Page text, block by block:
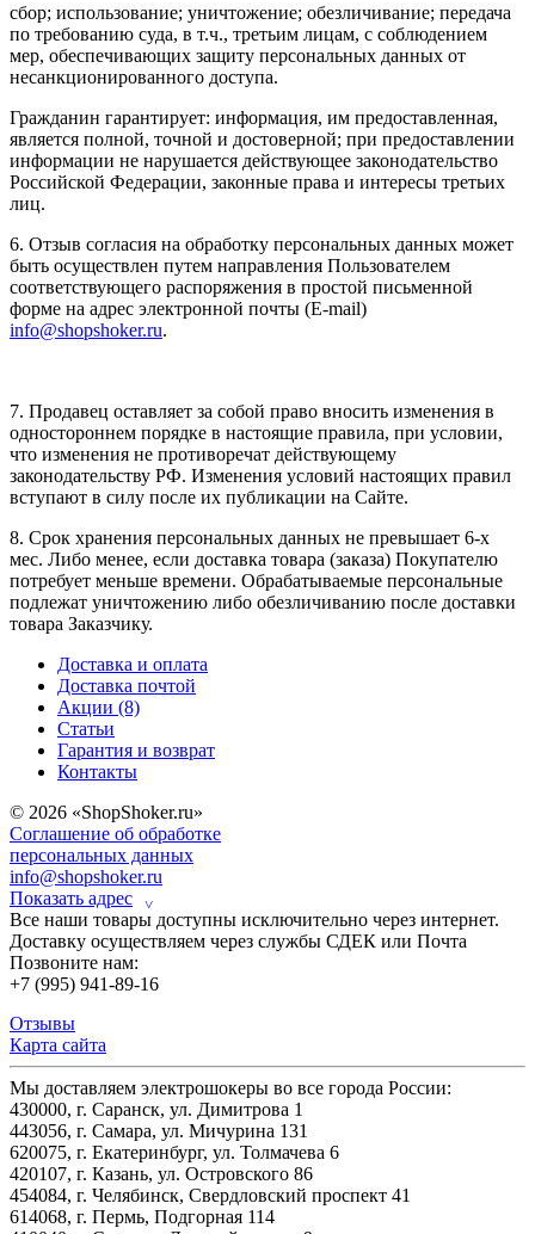
сбор; использование; уничтожение; обезличивание; передача
по требованию суда, в т.ч., третьим лицам, с соблюдением
мер, обеспечивающих защиту персональных данных от
несанкционированного доступа.
Гражданин гарантирует: информация, им предоставленная,
является полной, точной и достоверной; при предоставлении
информации не нарушается действующее законодательство
Российской Федерации, законные права и интересы третьих
лиц.
6. Отзыв согласия на обработку персональных данных может
быть осуществлен путем направления Пользователем
соответствующего распоряжения в простой письменной
форме на адрес электронной почты (E-mail)
info@shopshoker.ru.
7. Продавец оставляет за собой право вносить изменения в
одностороннем порядке в настоящие правила, при условии,
что изменения не противоречат действующему
законодательству РФ. Изменения условий настоящих правил
вступают в силу после их публикации на Сайте.
8. Срок хранения персональных данных не превышает 6-х
мес. Либо менее, если доставка товара (заказа) Покупателю
потребует меньше времени. Обрабатываемые персональные
подлежат уничтожению либо обезличиванию после доставки
товара Заказчику.
Доставка и оплата
Доставка почтой
Акции (8)
Статьи
Гарантия и возврат
Контакты
© 2026 «ShopShoker.ru»
Соглашение об обработке
персональных данных
info@shopshoker.ru
Показать адрес
˅
Все наши товары доступны исключительно через интернет.
Доставку осуществляем через службы СДЕК или Почта
Позвоните нам:
+7 (995) 941-89-16
Отзывы
Карта сайта
Мы доставляем электрошокеры во все города России:
430000, г. Саранск, ул. Димитрова 1
443056, г. Самара, ул. Мичурина 131
620075, г. Екатеринбург, ул. Толмачева 6
420107, г. Казань, ул. Островского 86
454084, г. Челябинск, Свердловский проспект 41
614068, г. Пермь, Подгорная 114